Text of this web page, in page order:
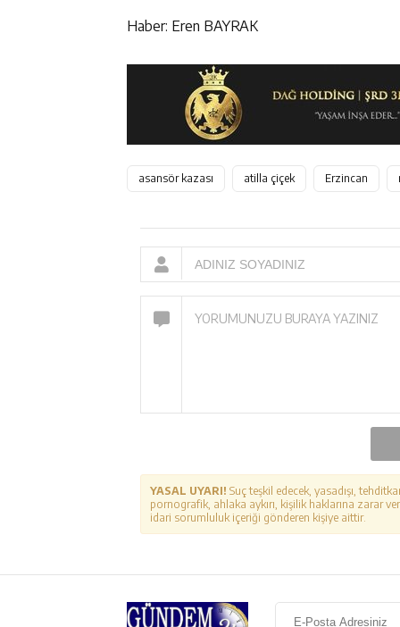
Haber: Eren BAYRAK
asansör kazası atilla çiçek Erzincan
YASAL UYARI! Suç teşkil edecek, yasadışı,
pornografik, ahlaka aykırı, kişilik haklarına zarar
idari sorumluluk içeriği gönderen kişiye aittir.